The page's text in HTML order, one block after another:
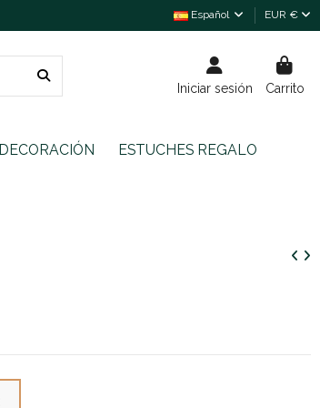
Español EUR €
Iniciar sesión Carrito
DECORACIÓN ESTUCHES REGALO